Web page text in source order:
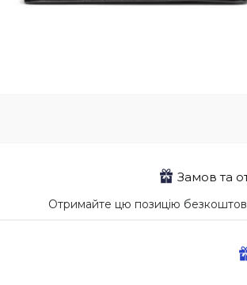
Замов та
Отримайте цю позицію